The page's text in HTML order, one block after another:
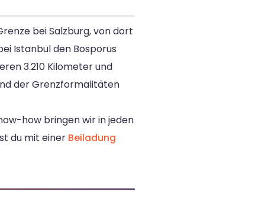
bei Salzburg, von dort
Istanbul den Bosporus
3.210 Kilometer und
der Grenzformalitäten
how bringen wir in jeden
du mit einer Beiladung